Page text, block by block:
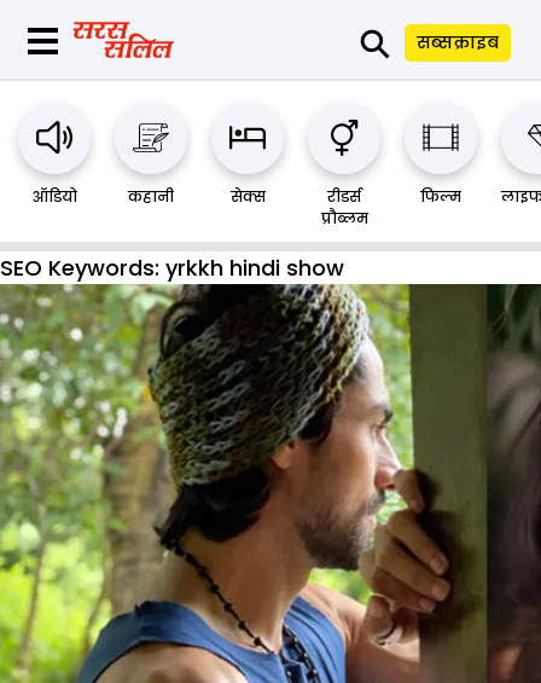
⚲ सब्सक्राइब
ऑडियो कहानी सेक्स
रीडर्स
प्रौब्लम
फिल्म
SEO Keywords: yrkkh hindi show